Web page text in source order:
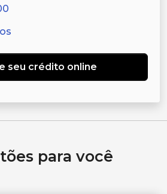
seu crédito online
para você